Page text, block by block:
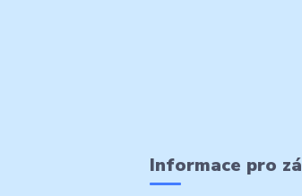
Informace pro